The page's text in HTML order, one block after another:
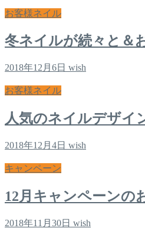
お客様ネイル
冬ネイルが続々と＆
2018年12月6日 wish
お客様ネイル
人気のネイルデザイ
2018年12月4日 wish
キャンペーン
12月キャンペーンの
2018年11月30日 wish